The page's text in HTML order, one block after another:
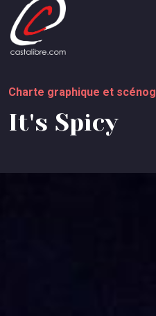
Charte graphique et scénog
It's Spicy
Panneau de gestion des cookies